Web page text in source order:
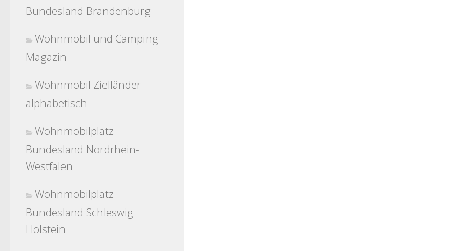
Bundesland Brandenburg
Wohnmobil und Camping
Magazin
Wohnmobil Zielländer
alphabetisch
Wohnmobilplatz
Bundesland Nordrhein-
Westfalen
Wohnmobilplatz
Bundesland Schleswig
Holstein